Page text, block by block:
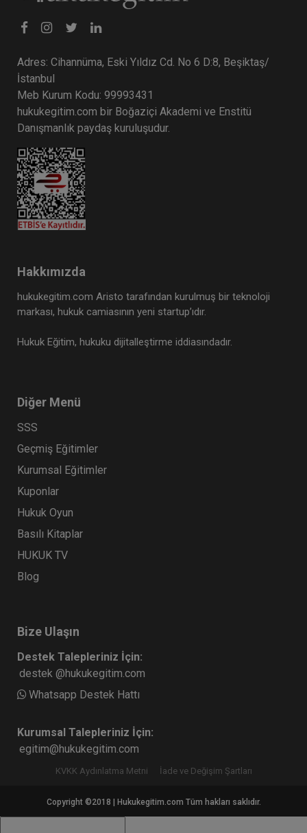
Adres: Cihannüma, Eski Yıldız Cd. No 6 D:8, Beşiktaş/
İstanbul
Meb Kurum Kodu: 99993431
hukukegitim.com bir Boğaziçi Akademi ve Enstitü
Danışmanlık paydaş kuruluşudur.
Hakkımızda
hukukegitim.com Aristo tarafından kurulmuş bir teknoloji
markası, hukuk camiasının yeni startup’ıdır.
Hukuk Eğitim, hukuku dijitalleştirme iddiasındadır.
Diğer Menü
SSS
Geçmiş Eğitimler
Kurumsal Eğitimler
Kuponlar
Hukuk Oyun
Basılı Kitaplar
HUKUK TV
Blog
Bize Ulaşın
Destek Talepleriniz İçin:
destek @hukukegitim.com
Whatsapp Destek Hattı
Kurumsal Talepleriniz İçin:
egitim@hukukegitim.com
KVKK Aydınlatma Metni İade ve Değişim Şartları
Copyright ©2018 | Hukukegitim.com Tüm hakları saklıdır.